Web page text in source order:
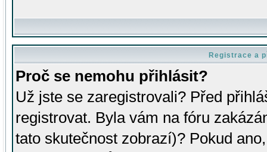
Registrace a
Proč se nemohu přihlásit?
Už jste se zaregistrovali? Před
registrovat. Byla vám na fóru
tato skutečnost zobrazí)? Pokud